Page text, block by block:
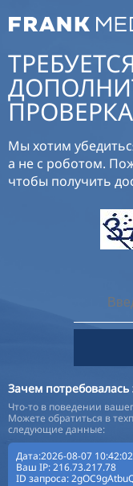
ПРОВЕРКА
Мы хотим
а не с роботом.
чтобы получить
Зачем потребовалась
Что-то в поведении
Можете обратиться в
следующие данные:
Дата:2026-08-07
Ваш IP:216.73.217.78
ID запроса: